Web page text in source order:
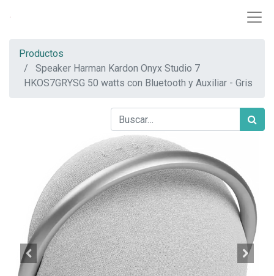
Productos
Speaker Harman Kardon Onyx Studio 7
HKOS7GRYSG 50 watts con Bluetooth y Auxiliar - Gris